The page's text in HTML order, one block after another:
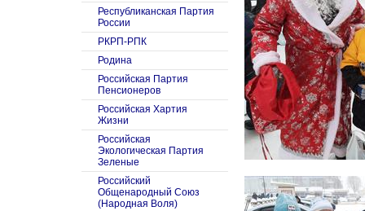
Республиканская Партия
России
РКРП-РПК
Родина
Российская Партия
Пенсионеров
Российская Хартия
Жизни
Российская
Экологическая Партия
Зеленые
Российский
Общенародный Союз
(Народная Воля)